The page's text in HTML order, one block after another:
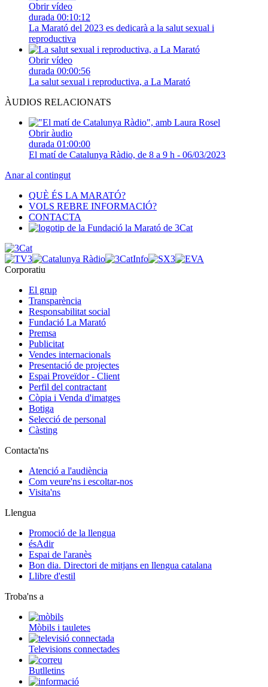
Obrir vídeo
durada 00:10:12
La Marató del 2023 es dedicarà a la salut sexual i
reproductiva
Obrir vídeo
durada 00:00:56
La salut sexual i reproductiva, a La Marató
ÀUDIOS RELACIONATS
Obrir àudio
durada 01:00:00
El matí de Catalunya Ràdio, de 8 a 9 h - 06/03/2023
Anar al contingut
QUÈ ÉS LA MARATÓ?
VOLS REBRE INFORMACIÓ?
CONTACTA
Corporatiu
El grup
Transparència
Responsabilitat social
Fundació La Marató
Premsa
Publicitat
Vendes internacionals
Presentació de projectes
Espai Proveïdor - Client
Perfil del contractant
Còpia i Venda d'imatges
Botiga
Selecció de personal
Càsting
Contacta'ns
Atenció a l'audiència
Com veure'ns i escoltar-nos
Visita'ns
Llengua
Promoció de la llengua
ésAdir
Espai de l'aranès
Bon dia. Directori de mitjans en llengua catalana
Llibre d'estil
Troba'ns a
Mòbils i tauletes
Televisions connectades
Butlletins